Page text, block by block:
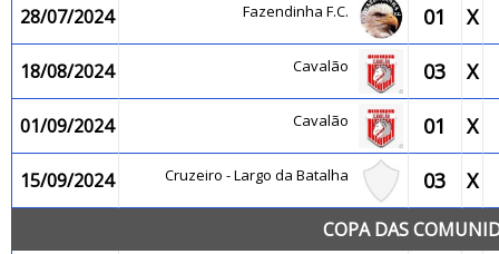
28/07/2024 Fazendinha F.C. 01 X
18/08/2024 Cavalão 03 X
01/09/2024 Cavalão 01 X
15/09/2024 Cruzeiro - Largo da Batalha 03 X
COPA DAS